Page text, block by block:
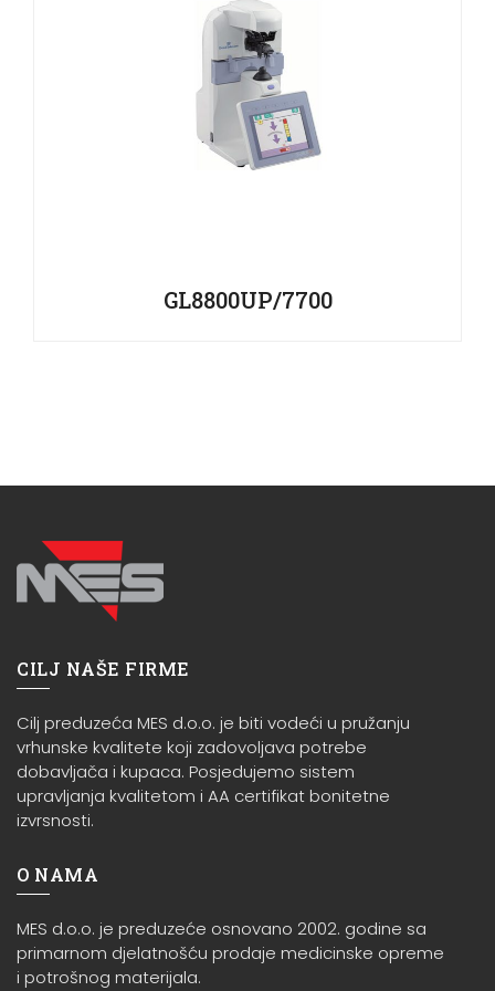
GL8800UP/7700
CILJ NAŠE FIRME
Cilj preduzeća MES d.o.o. je biti vodeći u pružanju
vrhunske kvalitete koji zadovoljava potrebe
dobavljača i kupaca. Posjedujemo sistem
upravljanja kvalitetom i AA certifikat bonitetne
izvrsnosti.
O NAMA
MES d.o.o. je preduzeće osnovano 2002. godine sa
primarnom djelatnošću prodaje medicinske opreme
i potrošnog materijala.